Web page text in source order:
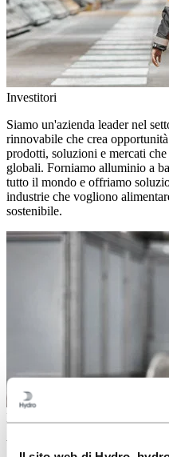
Investitori
Siamo un'azienda leader nel
rinnovabile che crea
prodotti, soluzioni e mercati
globali. Forniamo alluminio a
tutto il mondo e offriamo
industrie che vogliono
sostenibile.
Media
Working on a story about